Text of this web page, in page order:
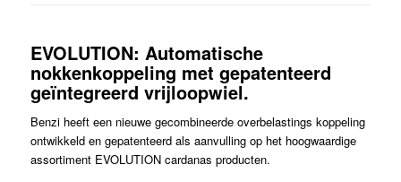
EVOLUTION: Automatische
nokkenkoppeling met gepatenteerd
geïntegreerd vrijloopwiel.
Benzi heeft een nieuwe gecombineerde overbelastings koppeling
ontwikkeld en gepatenteerd als aanvulling op het hoogwaardige
assortiment EVOLUTION cardanas producten.